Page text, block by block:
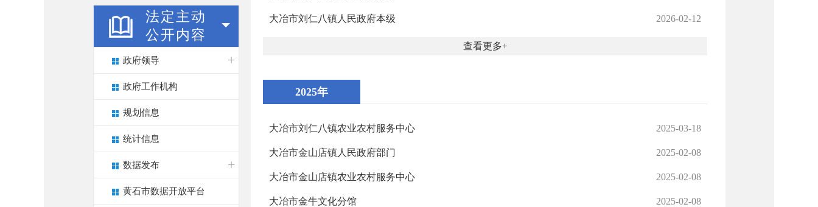
法定主动
公开内容
政府领导
政府工作机构
规划信息
统计信息
数据发布
黄石市数据开放平台
2026-02-12
大冶市刘仁八镇人民政府本级
查看更多
2025年
2025-03-18
大冶市刘仁八镇农业农村服务中心
2025-02-08
大冶市金山店镇人民政府部门
2025-02-08
大冶市金山店镇农业农村服务中心
2025-02-08
大冶市金牛文化分馆